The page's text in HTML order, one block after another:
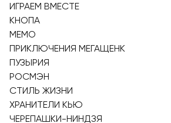
ИГРАЕМ ВМЕСТЕ
КНОПА
МЕМО
ПРИКЛЮЧЕНИЯ МЕГАЩЕНК
ПУЗЫРИЯ
РОСМЭН
СТИЛЬ ЖИЗНИ
ХРАНИТЕЛИ КЬЮ
ЧЕРЕПАШКИ-НИНДЗЯ